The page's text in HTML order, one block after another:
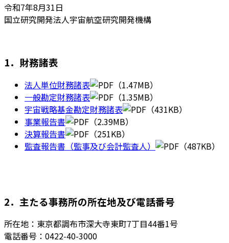
令和7年8月31日
国立研究開発法人宇宙航空研究開発機構
1．財務諸表
法人単位財務諸表
（1.47MB）
一般勘定財務諸表
（1.35MB）
宇宙戦略基金勘定財務諸表
（431KB）
事業報告書
（2.39MB）
決算報告書
（251KB）
監査報告書（監事及び会計監査人）
（487KB）
2．主たる事務所の所在地及び電話番号
所在地：東京都調布市深大寺東町7丁目44番1号
電話番号：0422-40-3000